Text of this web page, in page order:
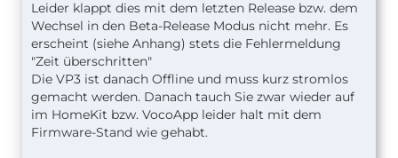
Leider klappt dies mit dem letzten Release bzw. dem
Wechsel in den Beta-Release Modus nicht mehr. Es
erscheint (siehe Anhang) stets die Fehlermeldung
"Zeit überschritten"
Die VP3 ist danach Offline und muss kurz stromlos
gemacht werden. Danach tauch Sie zwar wieder auf
im HomeKit bzw. VocoApp leider halt mit dem
Firmware-Stand wie gehabt.